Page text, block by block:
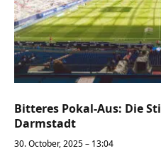
Bitteres Pokal-Aus: Die
Darmstadt
30. October, 2025 – 13:04